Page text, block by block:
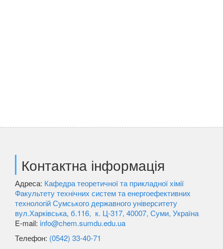
Контактна інформація
Адреса: Кафедра теоретичної та прикладної хімії
Факультету технічних систем та енергоефективних
технологій Сумського державного університету
вул.Харківська, б.116, к. Ц-317, 40007, Суми, Україна
E-mail: info@chem.sumdu.edu.ua
Телефон: (0542) 33-40-71